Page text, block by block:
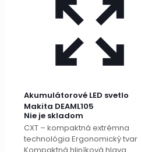
Nie je skladom
Akumulátorové LED svetlo
Makita DEAML105
CXT – kompaktná extrémna
technológia Ergonomický tvar
Kompaktná hliníková hlava